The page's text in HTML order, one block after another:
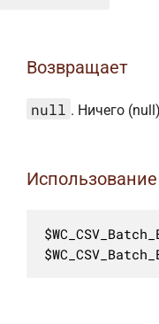
Возвращает
null . Ничего
Использование